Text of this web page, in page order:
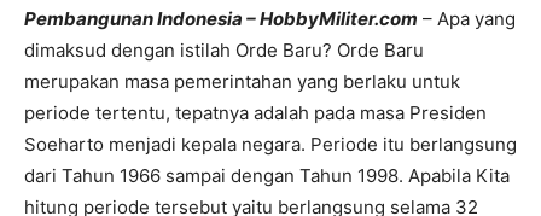
Pembangunan Indonesia – HobbyMiliter.com – Apa yang
dimaksud dengan istilah Orde Baru? Orde Baru
merupakan masa pemerintahan yang berlaku untuk
periode tertentu, tepatnya adalah pada masa Presiden
Soeharto menjadi kepala negara. Periode itu berlangsung
dari Tahun 1966 sampai dengan Tahun 1998. Apabila Kita
hitung periode tersebut yaitu berlangsung selama 32